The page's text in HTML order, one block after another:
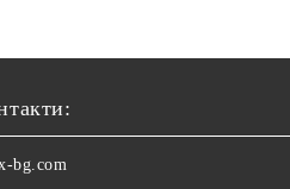
bg.com